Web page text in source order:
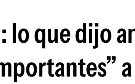
lo que dijo